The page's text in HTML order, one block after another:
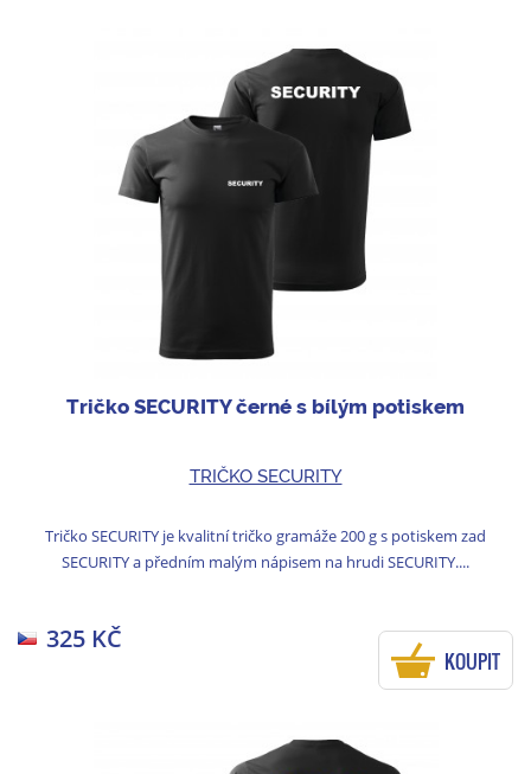
Tričko SECURITY černé s bílým potiskem
TRIČKO SECURITY
Tričko SECURITY je kvalitní tričko gramáže 200 g s potiskem zad
SECURITY a předním malým nápisem na hrudi SECURITY....
325 KČ
KOUPIT